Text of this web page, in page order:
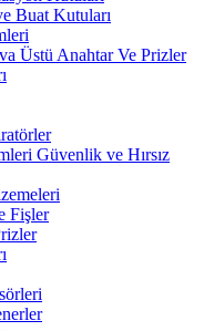
Buat Kutuları
Üstü Anahtar Ve Prizler
Güvenlik ve Hırsız
Fişler